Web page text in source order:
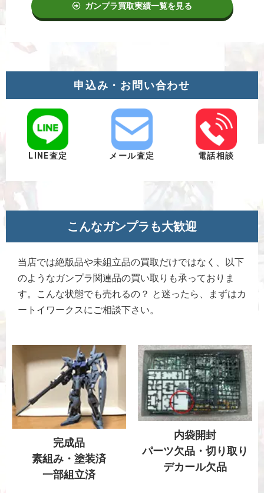
ガンプラ買取実績一覧を見る
申込み・お問い合わせ
LINE査定 メール査定 電話相談
こんなガンプラも大歓迎
当店では絶版品や未組立品の買取だけではなく、以下
のようなガンプラ関連品の買い取りも承っておりま
す。こんな状態でも売れるの？ と迷ったら、まずはカ
ートイワークスにご相談下さい。
完成品
素組み・塗装済
一部組立済
内袋開封
パーツ欠品・切り取り
デカール欠品